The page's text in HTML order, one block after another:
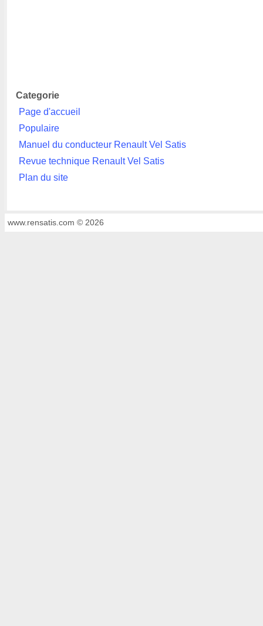
Categorie
Page d'accueil
Populaire
Manuel du conducteur Renault Vel Satis
Revue technique Renault Vel Satis
Plan du site
www.rensatis.com © 2026